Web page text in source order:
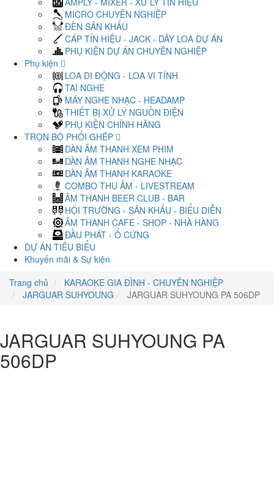
MICRO CHUYÊN NGHIỆP
ĐÈN SÂN KHẤU
CÁP TÍN HIỆU - JACK - DÂY LOA DỰ ÁN
PHỤ KIỆN DỰ ÁN CHUYÊN NGHIỆP
Phụ kiện
LOA DI ĐỘNG - LOA VI TÍNH
TAI NGHE
MÁY NGHE NHẠC - HEADAMP
THIẾT BỊ XỬ LÝ NGUỒN ĐIỆN
PHỤ KIỆN CHÍNH HÃNG
TRỌN BỘ PHỐI GHÉP
DÀN ÂM THANH XEM PHIM
DÀN ÂM THANH NGHE NHẠC
DÀN ÂM THANH KARAOKE
COMBO THU ÂM - LIVESTREAM
ÂM THANH BEER CLUB - BAR
HỘI TRƯỜNG - SÂN KHẤU - BIỂU DIỄN
ÂM THANH CAFE - SHOP - NHÀ HÀNG
ĐẦU PHÁT - Ổ CỨNG
DỰ ÁN TIÊU BIỂU
Khuyến mãi & Sự kiện
Trang chủ
KARAOKE GIA ĐÌNH - CHUYÊN NGHIỆP
JARGUAR SUHYOUNG
JARGUAR SUHYOUNG PA 506DP
JARGUAR SUHYOUNG PA
506DP